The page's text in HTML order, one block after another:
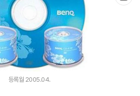
등록월 2005.04.